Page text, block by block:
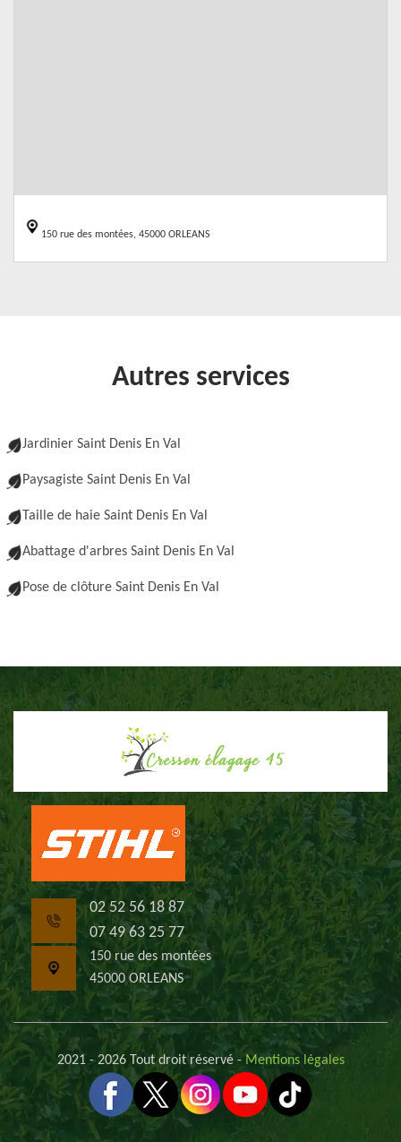
150 rue des montées, 45000 ORLEANS
Autres services
Jardinier Saint Denis En Val
Paysagiste Saint Denis En Val
Taille de haie Saint Denis En Val
Abattage d'arbres Saint Denis En Val
Pose de clôture Saint Denis En Val
02 52 56 18 87
07 49 63 25 77
150 rue des montées
45000 ORLEANS
2021 - 2026 Tout droit réservé - Mentions légales